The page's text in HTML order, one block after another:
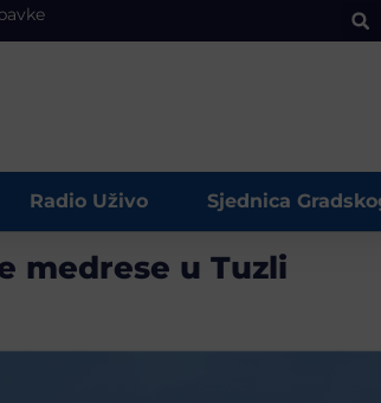
Radio Uživo Sjednica
medrese u Tuzli